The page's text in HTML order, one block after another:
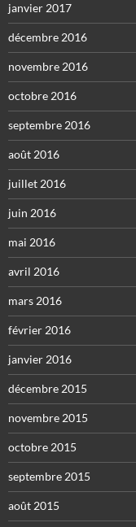
janvier 2017
décembre 2016
novembre 2016
octobre 2016
septembre 2016
août 2016
juillet 2016
juin 2016
mai 2016
avril 2016
mars 2016
février 2016
janvier 2016
décembre 2015
novembre 2015
octobre 2015
septembre 2015
août 2015